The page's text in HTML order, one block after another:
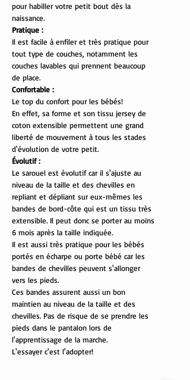
pour habiller votre petit bout dès la
naissance.
Pratique :
Il est facile à enfiler et très pratique pour
tout type de couches, notamment les
couches lavables qui prennent beaucoup
de place.
Confortable :
Le top du confort pour les bébés!
En effet, sa forme et son tissu jersey de
coton extensible permettent une grand
liberté de mouvement à tous les stades
d'évolution de votre petit.
Évolutif :
Le sarouel est évolutif car il s'ajuste au
niveau de la taille et des chevilles en
repliant et dépliant sur eux-mêmes les
bandes de bord-côte qui est un tissu très
extensible. Il peut donc se porter au moins
6 mois après la taille indiquée.
Il est aussi très pratique pour les bébés
portés en écharpe ou porte bébé car les
bandes de chevilles peuvent s'allonger
vers les pieds.
Ces bandes assurent aussi un bon
maintien au niveau de la taille et des
chevilles. Pas de risque de se prendre les
pieds dans le pantalon lors de
l'apprentissage de la marche.
L'essayer c'est l'adopter!